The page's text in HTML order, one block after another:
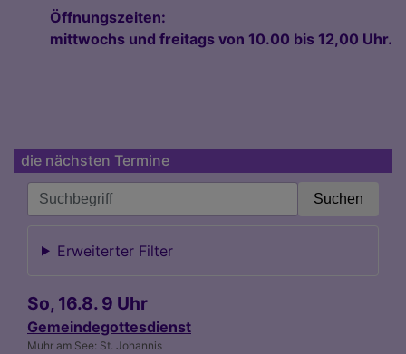
Öffnungszeiten:
mittwochs und freitags von 10.00 bis 12,00 Uhr.
die nächsten Termine
Erweiterter Filter
So, 16.8. 9 Uhr
Gemeindegottesdienst
Muhr am See St. Johannis